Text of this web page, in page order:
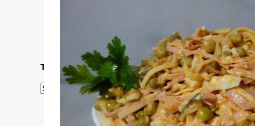
Translate
Powered by Translate